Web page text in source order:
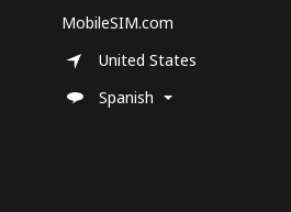
MobileSIM.com
United States
Spanish